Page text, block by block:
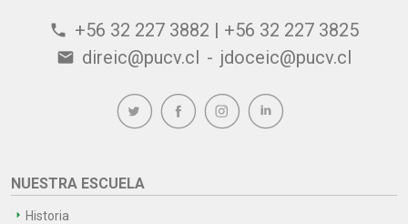
phone +56 32 227 3882 | +56 32 227 3825
email direic@pucv.cl - jdoceic@pucv.cl
NUESTRA ESCUELA
Historia